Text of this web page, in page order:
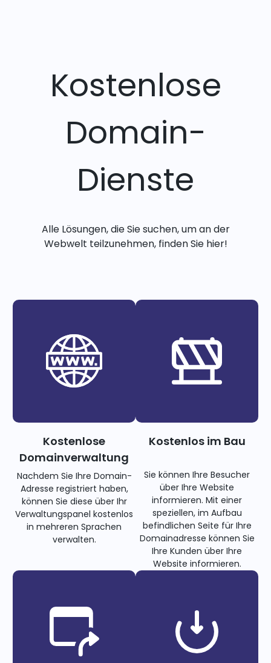
Kostenlose
Domain-
Dienste
Alle Lösungen, die Sie suchen, um an der
Webwelt teilzunehmen, finden Sie hier!
Kostenlose
Domainverwaltung
Nachdem Sie Ihre Domain-
Adresse registriert haben,
können Sie diese über Ihr
Verwaltungspanel kostenlos
in mehreren Sprachen
verwalten.
Kostenlos im Bau
Sie können Ihre Besucher
über Ihre Website
informieren. Mit einer
speziellen, im Aufbau
befindlichen Seite für Ihre
Domainadresse können Sie
Ihre Kunden über Ihre
Website informieren.